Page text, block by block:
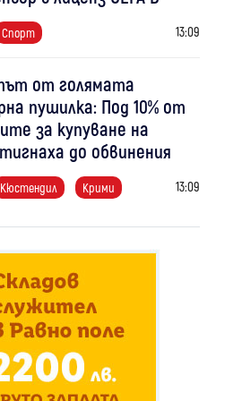
Спорт 13:09
от голямата
пушилка: Под 10% от
за купуване на
до обвинения
Кюстендил Крими 13:09